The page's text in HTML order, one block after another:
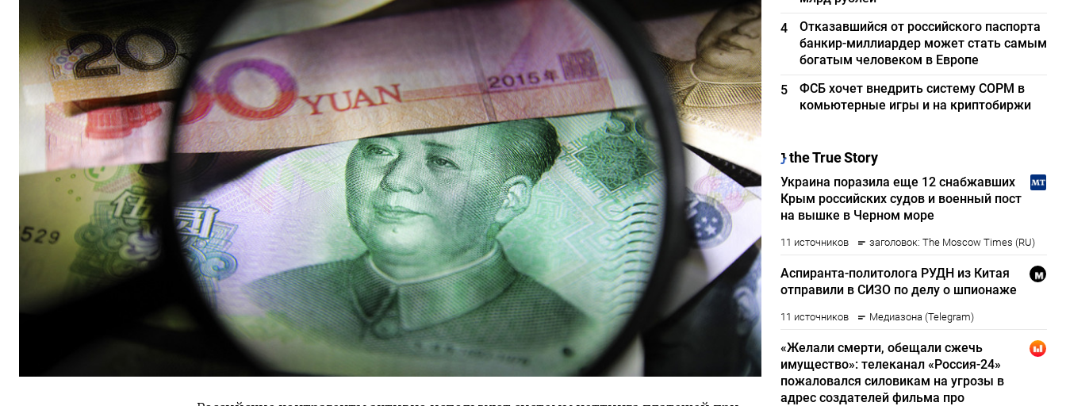
4
Отказавшийся от российского паспорта
банкир-миллиардер может стать самым
богатым человеком в Европе
5
ФСБ хочет внедрить систему СОРМ в
комьютерные игры и на криптобиржи